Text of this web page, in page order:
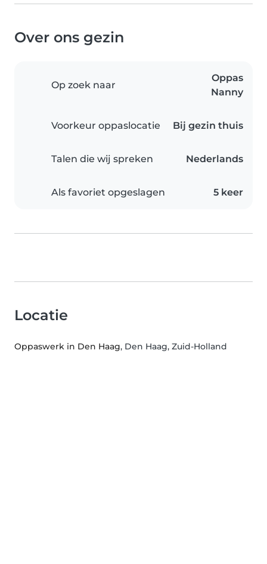
Over ons gezin
Op zoek naar
Oppas
Nanny
Voorkeur oppaslocatie Bij gezin thuis
Talen die wij spreken Nederlands
Als favoriet opgeslagen 5 keer
Locatie
Oppaswerk in Den Haag, Den Haag, Zuid-Holland